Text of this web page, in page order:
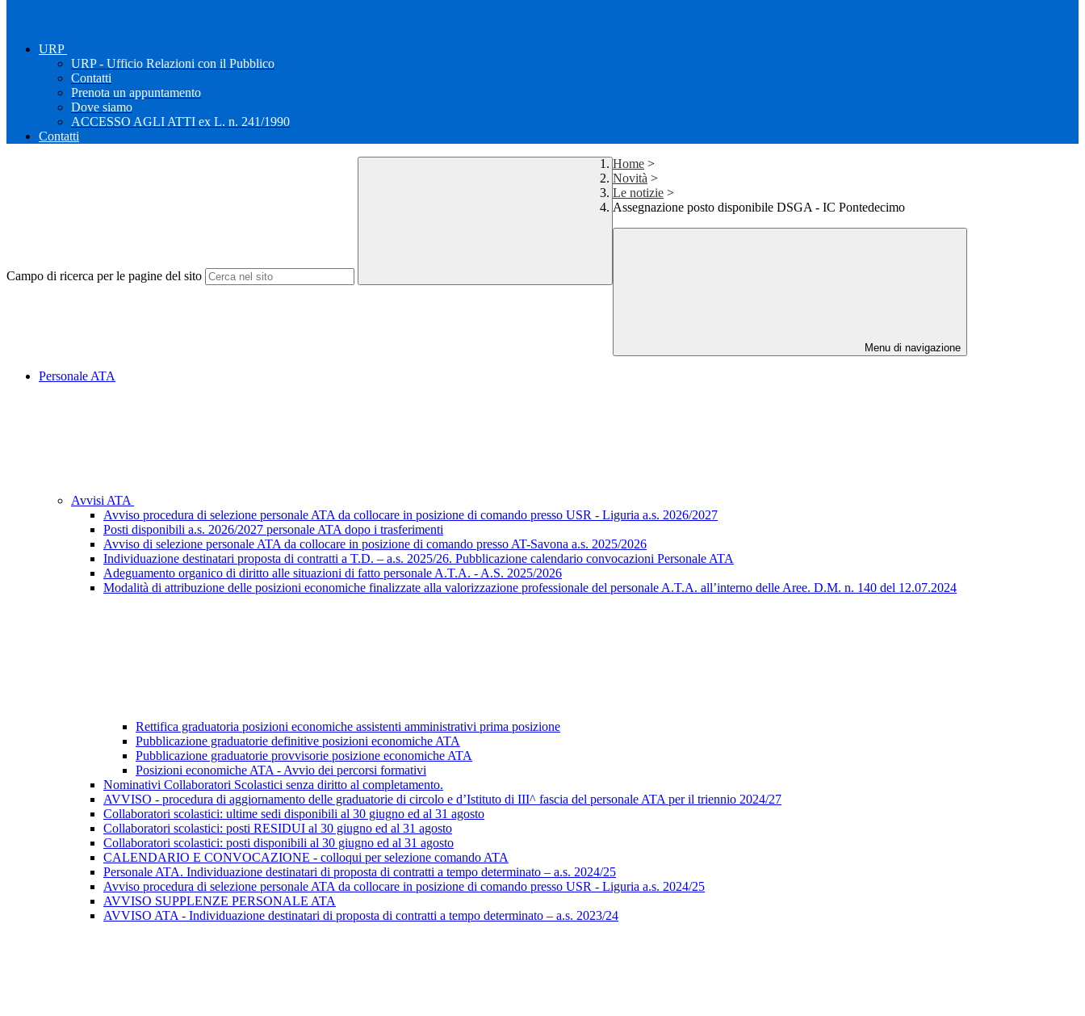
URP
URP - Ufficio Relazioni con il Pubblico
Contatti
Prenota un appuntamento
Dove siamo
ACCESSO AGLI ATTI ex L. n. 241/1990
Contatti
Campo di ricerca per le pagine del sito
Home >
Novità >
Le notizie >
Assegnazione posto disponibile DSGA - IC Pontedecimo
Menu di navigazione
Personale ATA
Avvisi ATA
Avviso procedura di selezione personale ATA da collocare in posizione di comando presso USR - Liguria a.s. 2026/2027
Posti disponibili a.s. 2026/2027 personale ATA dopo i trasferimenti
Avviso di selezione personale ATA da collocare in posizione di comando presso AT-Savona a.s. 2025/2026
Individuazione destinatari proposta di contratti a T.D. – a.s. 2025/26. Pubblicazione calendario convocazioni Personale ATA
Adeguamento organico di diritto alle situazioni di fatto personale A.T.A. - A.S. 2025/2026
Modalità di attribuzione delle posizioni economiche finalizzate alla valorizzazione professionale del personale A.T.A. all’interno delle Aree. D.M. n. 140 del 12.07.2024
Rettifica graduatoria posizioni economiche assistenti amministrativi prima posizione
Pubblicazione graduatorie definitive posizioni economiche ATA
Pubblicazione graduatorie provvisorie posizione economiche ATA
Posizioni economiche ATA - Avvio dei percorsi formativi
Nominativi Collaboratori Scolastici senza diritto al completamento.
AVVISO - procedura di aggiornamento delle graduatorie di circolo e d’Istituto di III^ fascia del personale ATA per il triennio 2024/27
Collaboratori scolastici: ultime sedi disponibili al 30 giugno ed al 31 agosto
Collaboratori scolastici: posti RESIDUI al 30 giugno ed al 31 agosto
Collaboratori scolastici: posti disponibili al 30 giugno ed al 31 agosto
CALENDARIO E CONVOCAZIONE - colloqui per selezione comando ATA
Personale ATA. Individuazione destinatari di proposta di contratti a tempo determinato – a.s. 2024/25
Avviso procedura di selezione personale ATA da collocare in posizione di comando presso USR - Liguria a.s. 2024/25
AVVISO SUPPLENZE PERSONALE ATA
AVVISO ATA - Individuazione destinatari di proposta di contratti a tempo determinato – a.s. 2023/24